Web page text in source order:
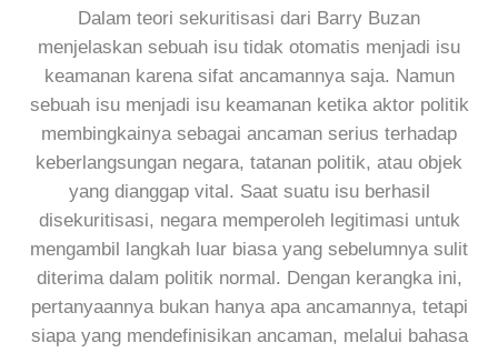
Dalam teori sekuritisasi dari Barry Buzan
menjelaskan sebuah isu tidak otomatis menjadi isu
keamanan karena sifat ancamannya saja. Namun
sebuah isu menjadi isu keamanan ketika aktor politik
membingkainya sebagai ancaman serius terhadap
keberlangsungan negara, tatanan politik, atau objek
yang dianggap vital. Saat suatu isu berhasil
disekuritisasi, negara memperoleh legitimasi untuk
mengambil langkah luar biasa yang sebelumnya sulit
diterima dalam politik normal. Dengan kerangka ini,
pertanyaannya bukan hanya apa ancamannya, tetapi
siapa yang mendefinisikan ancaman, melalui bahasa